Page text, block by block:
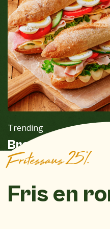
Trending
Broodje gezond
Fritessaus 25%
Fris en